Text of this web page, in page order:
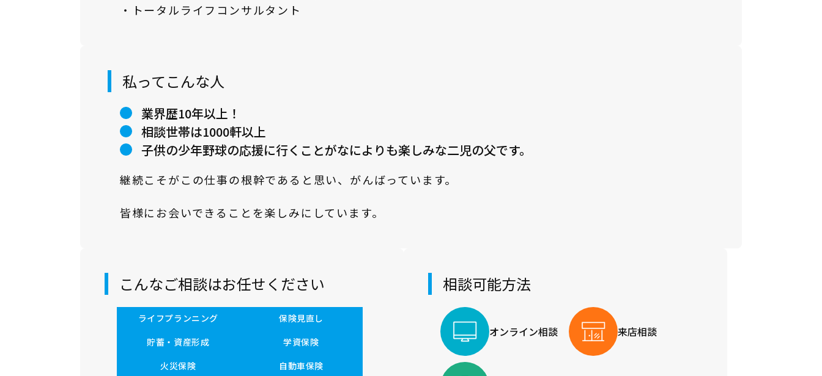
・トータルライフコンサルタント
私ってこんな人
業界歴10年以上！
相談世帯は1000軒以上
子供の少年野球の応援に行くことがなによりも楽しみな二児の父です。
継続こそがこの仕事の根幹であると思い、がんばっています。
皆様にお会いできることを楽しみにしています。
こんなご相談はお任せください
ライフプランニング
保険見直し
貯蓄・資産形成
学資保険
火災保険
自動車保険
相談可能方法
オンライン相談 来店相談